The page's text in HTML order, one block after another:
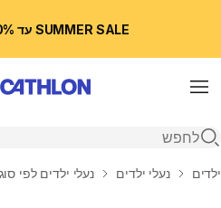
SUMMER SALE עד 50% הנחה 🛍️
Menu
פתיחת חיפוש
בית
ילדים נעלי ילדים נעלי ילדים לפי